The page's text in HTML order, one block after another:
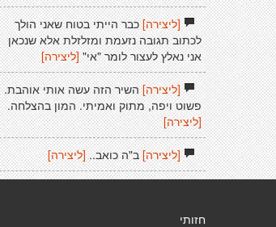
[ליצירה]כבר הייתי בטוח שאני הולך
לכתוב תגובה נזעמת ומזלזלת אלא שנכאן
אני נאלץ לעצור לומר "אי" [ליצירה]
[ליצירה]השיר הזה עשה אותי אוהבת.
פשוט ויפה, מתוק ואמיתי. המון בהצלחה.
[ליצירה]
[ליצירה]ב"ה כואב.. [ליצירה]
חזותי